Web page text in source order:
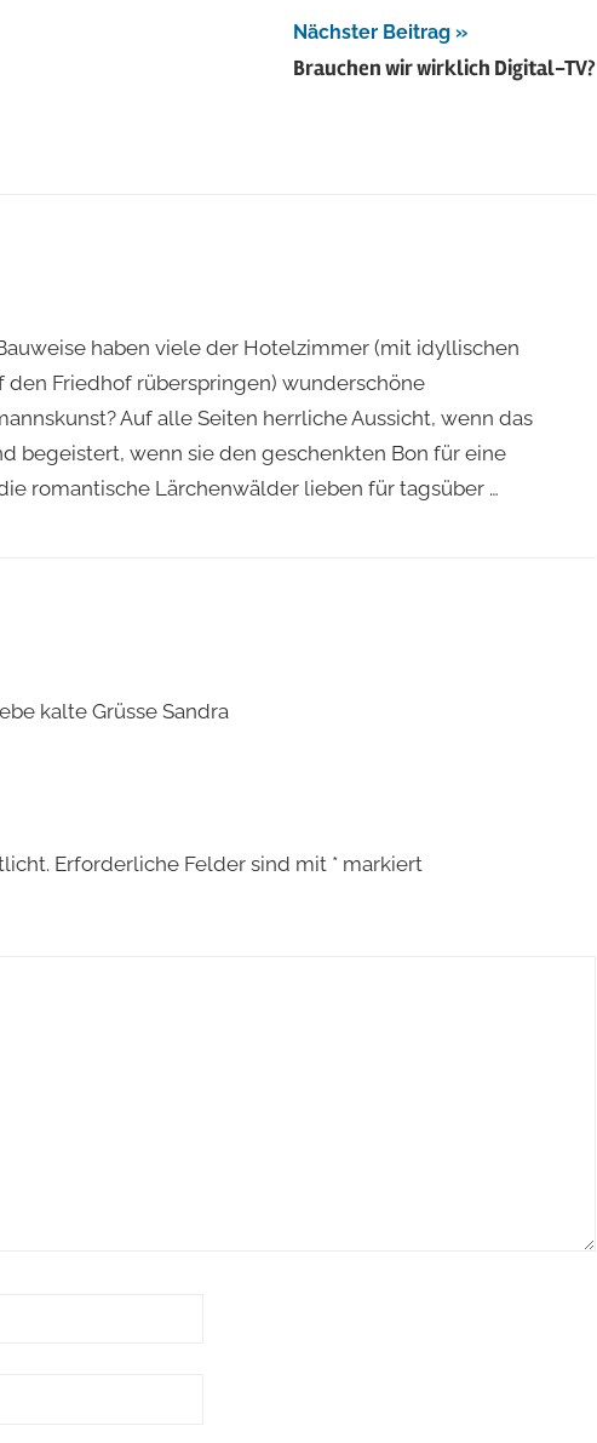
Nächster Beitrag
Brauchen wir wirklich Digital-TV?
haben viele der Hotelzimmer (mit idyllischen
den Friedhof rüberspringen) wunderschöne
Auf alle Seiten herrliche Aussicht, wenn das
begeistert, wenn sie den geschenkten Bon für eine
romantische Lärchenwälder lieben für tagsüber …
kalte Grüsse Sandra
Erforderliche Felder sind mit *markiert